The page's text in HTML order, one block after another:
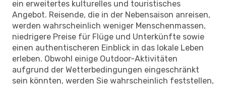
ein erweitertes kulturelles und touristisches
Angebot. Reisende, die in der Nebensaison anreisen,
werden wahrscheinlich weniger Menschenmassen,
niedrigere Preise für Flüge und Unterkünfte sowie
einen authentischeren Einblick in das lokale Leben
erleben. Obwohl einige Outdoor-Aktivitäten
aufgrund der Wetterbedingungen eingeschränkt
sein könnten, werden Sie wahrscheinlich feststellen,